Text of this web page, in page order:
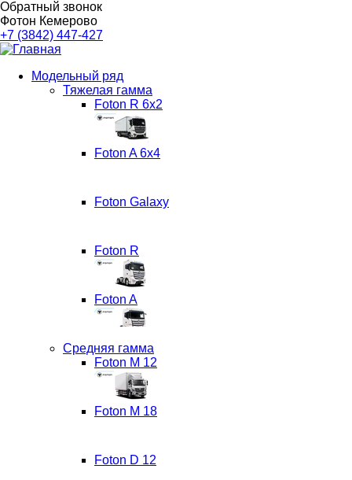
Финанс
Маркет
Обратный звонок
Фотон Кемерово
+7 (3842) 447-427
Основная
навигация
Модельный ряд
Тяжелая гамма
Foton R 6x2
Foton A 6x4
Foton Galaxy
Foton R
Foton A
Средняя гамма
Foton M 12
Foton M 18
Foton D 12